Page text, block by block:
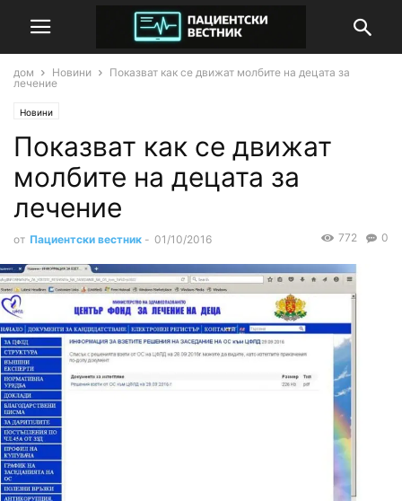
дом Новини
Показват как се движат молбите на децата за
лечение
Новини
Показват как се движат
молбите на децата за
лечение
от Пациентски вестник - 01/10/2016 0
772